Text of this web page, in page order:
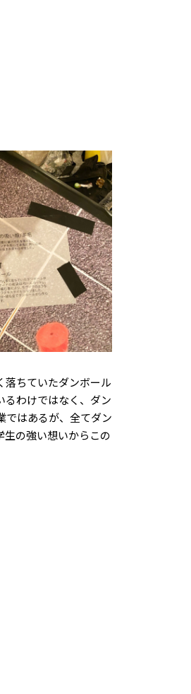
落ちていたダンボール
るわけではなく、ダン
ではあるが、全てダン
生の強い想いからこの